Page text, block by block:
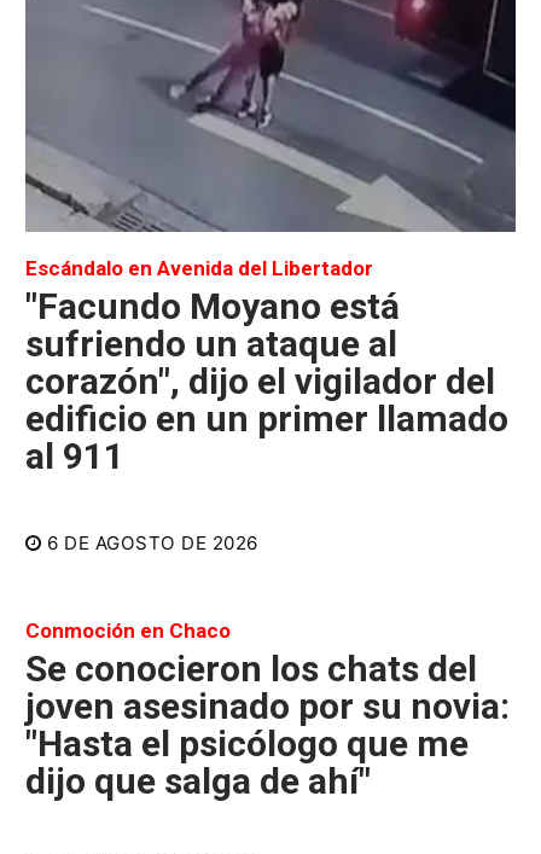
Escándalo en Avenida del Libertador
"Facundo Moyano está
sufriendo un ataque al
corazón", dijo el vigilador del
edificio en un primer llamado
al 911
6 DE AGOSTO DE 2026
Conmoción en Chaco
Se conocieron los chats del
joven asesinado por su novia:
"Hasta el psicólogo que me
dijo que salga de ahí"